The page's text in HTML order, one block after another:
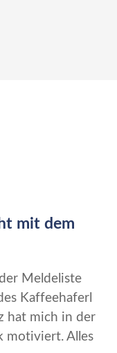
mit dem
Meldeliste
Kaffeehaferl
hat mich in der
motiviert. Alles